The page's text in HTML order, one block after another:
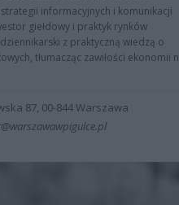
informacyjnych i komunikacji
giełdowy i praktyk rynków
z praktyczną wiedzą o
tłumacząc zawiłości ekonomii
87, 00-844 Warszawa